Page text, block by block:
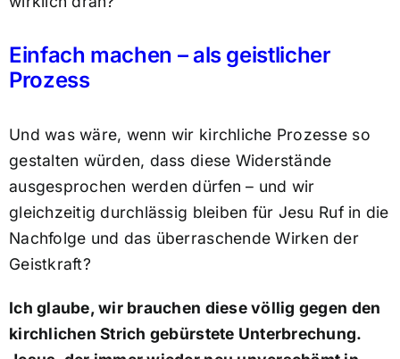
Einfach machen – als geistlicher
Prozess
Und was wäre, wenn wir kirchliche Prozesse so
gestalten würden, dass diese Widerstände
ausgesprochen werden dürfen – und wir
gleichzeitig durchlässig bleiben für Jesu Ruf in die
Nachfolge und das überraschende Wirken der
Geistkraft?
Ich glaube, wir brauchen diese völlig gegen den
kirchlichen Strich gebürstete Unterbrechung.